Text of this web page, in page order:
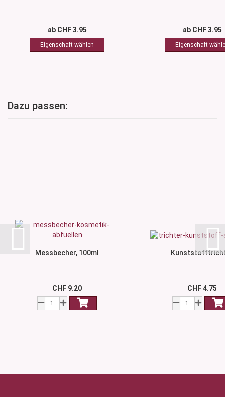
ab CHF 3.95 ab CHF 3.95
Dazu passen:
Messbecher, 100ml
CHF 9.20 CHF 4.75